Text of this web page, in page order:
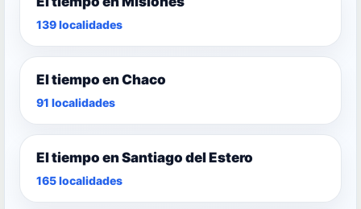
139 localidades
El tiempo en Chaco
91 localidades
El tiempo en Santiago del Estero
165 localidades